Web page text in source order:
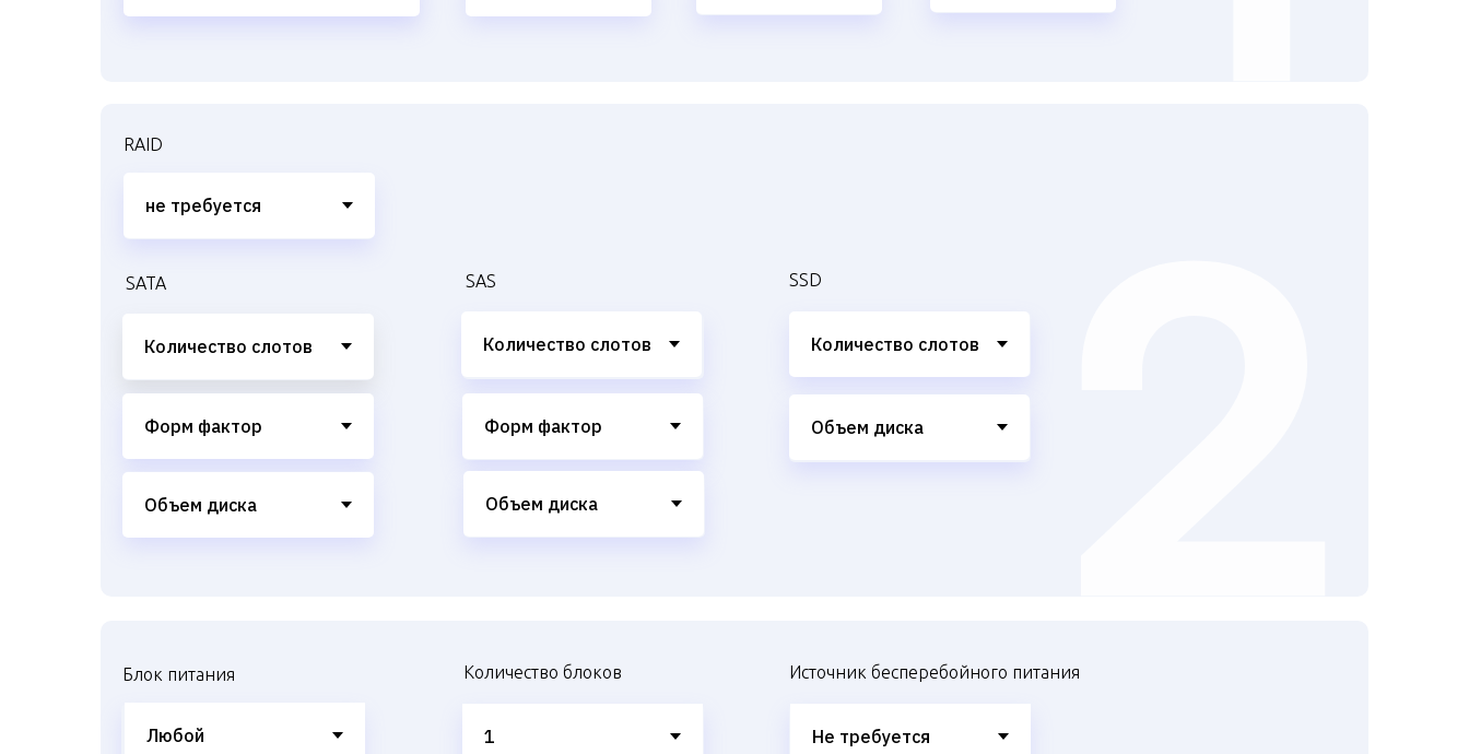
SATA SAS SSD
RAID
Блок питания Количество блоков Источник бесперебойного питания